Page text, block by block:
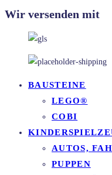
Wir versenden mit
BAUSTEINE
LEGO®
COBI
AUTOS,
PUPPEN